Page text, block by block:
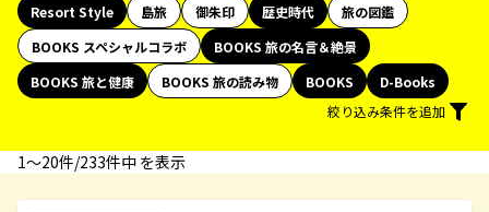
Resort Style
島旅 御朱印 歴史時代
旅の図鑑
BOOKS スペシャルコラボ
BOOKS 旅の名言＆絶景
BOOKS 旅と健康
BOOKS 旅の読み物 BOOKS
D-Books
絞り込み条件を追加
1〜20件/233件中 を表示